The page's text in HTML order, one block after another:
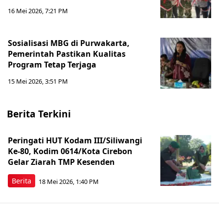
16 Mei 2026, 7:21 PM
Sosialisasi MBG di Purwakarta,
Pemerintah Pastikan Kualitas
Program Tetap Terjaga
15 Mei 2026, 3:51 PM
Berita Terkini
Berita
Peringati HUT Kodam III/Siliwangi
Ke-80, Kodim 0614/Kota Cirebon
Gelar Ziarah TMP Kesenden
18 Mei 2026, 1:40 PM